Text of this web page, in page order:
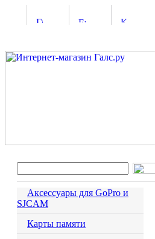
Аксессуары для GoPro и
SJCAM
Карты памяти